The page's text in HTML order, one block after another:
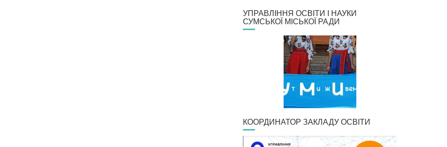
УПРАВЛІННЯ ОСВІТИ І НАУКИ
СУМСЬКОЇ МІСЬКОЇ РАДИ
КООРДИНАТОР ЗАКЛАДУ ОСВІТИ